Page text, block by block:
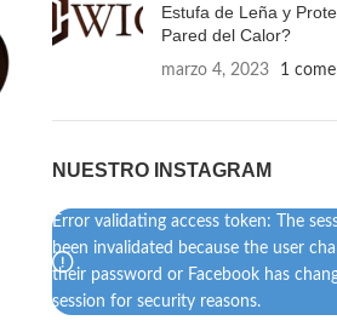
Estufa de Leña y
Pared del Calor?
marzo 4, 2023 1
NUESTRO INSTAGRAM
Error validating access token: The
been invalidated because the user
their password or Facebook has
session for security reasons.